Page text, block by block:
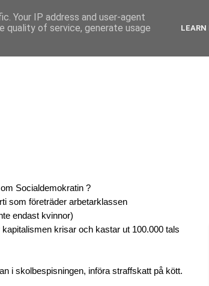
Socialdemokratin ?
som företräder arbetarklassen
endast kvinnor)
krisar och kastar ut 100.000 tals
i skolbespisningen, införa straffskatt på kött.
Your IP address and user-agent
quality of service, generate usage
LEARN